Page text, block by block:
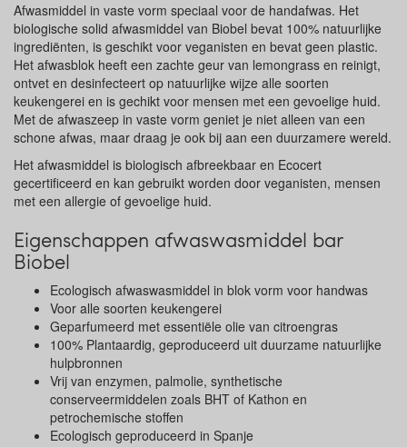
Afwasmiddel in vaste vorm speciaal voor de handafwas. Het
biologische solid afwasmiddel van Biobel bevat 100% natuurlijke
ingrediënten, is geschikt voor veganisten en bevat geen plastic.
Het afwasblok heeft een zachte geur van lemongrass en reinigt,
ontvet en desinfecteert op natuurlijke wijze alle soorten
keukengerei en is gechikt voor mensen met een gevoelige huid.
Met de afwaszeep in vaste vorm geniet je niet alleen van een
schone afwas, maar draag je ook bij aan een duurzamere wereld.
Het afwasmiddel is biologisch afbreekbaar en Ecocert
gecertificeerd en kan gebruikt worden door veganisten, mensen
met een allergie of gevoelige huid.
Eigenschappen afwaswasmiddel bar
Biobel
Ecologisch afwaswasmiddel in blok vorm voor handwas
Voor alle soorten keukengerei
Geparfumeerd met essentiële olie van citroengras
100% Plantaardig, geproduceerd uit duurzame natuurlijke
hulpbronnen
Vrij van enzymen, palmolie, synthetische
conserveermiddelen zoals BHT of Kathon en
petrochemische stoffen
Ecologisch geproduceerd in Spanje